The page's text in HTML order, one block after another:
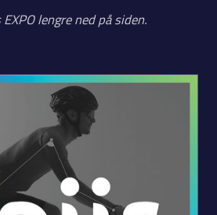
lengre ned på siden.